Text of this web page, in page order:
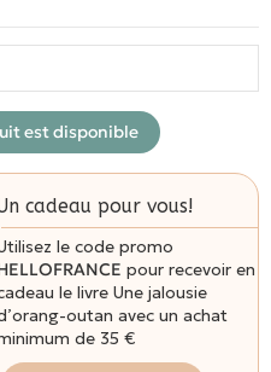
cadeau pour vous!
le code promo
pour recevoir en
le livre Une jalousie
outan avec un achat
de 35 €